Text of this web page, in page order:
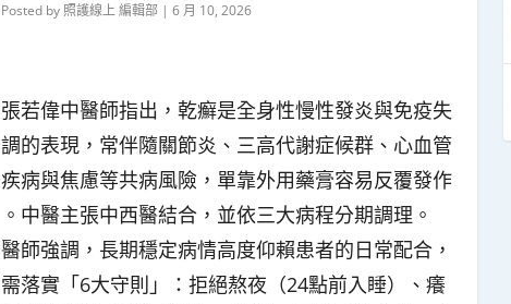
Posted by 照護線上 編輯部| 6 月 10, 2026
張若偉中醫師指出，乾癬是全身性慢性發炎與免疫失
調的表現，常伴隨關節炎、三高代謝症候群、心血管
疾病與焦慮等共病風險，單靠外用藥膏容易反覆發作
。中醫主張中西醫結合，並依三大病程分期調理。
醫師強調，長期穩定病情高度仰賴患者的日常配合，
需落實「6大守則」：拒絕熬夜（24點前入睡）、癢